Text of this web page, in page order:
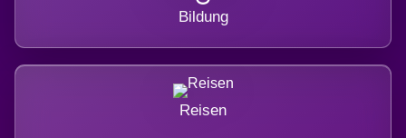
Bildung
Reisen